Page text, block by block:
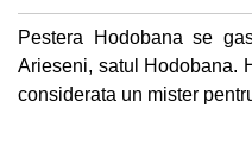
Pestera Hodobana se
Arieseni, satul Hodobana.
considerata un mister